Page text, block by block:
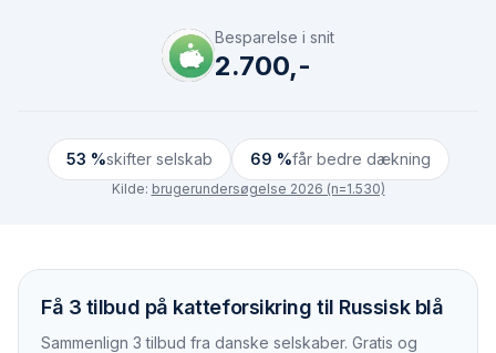
Besparelse i snit
2.700,-
53 %skifter selskab 69 %får bedre dækning
Kilde: brugerundersøgelse 2026 (n=1.530)
Få 3 tilbud på katteforsikring til Russisk blå
Sammenlign 3 tilbud fra danske selskaber. Gratis og